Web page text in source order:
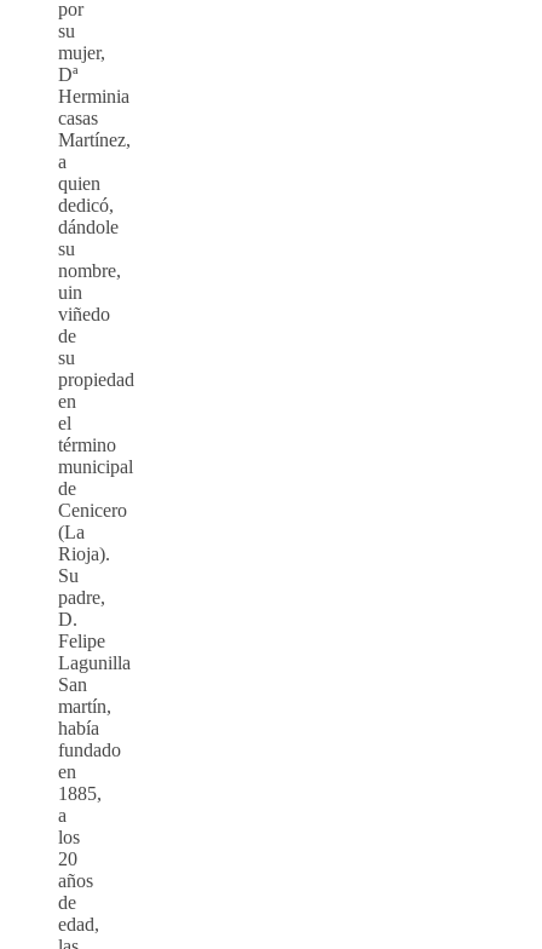
por
su
mujer,
Dª
Herminia
casas
Martínez,
a
quien
dedicó,
dándole
su
nombre,
uin
viñedo
de
su
propiedad
en
el
término
municipal
de
Cenicero
(La
Rioja).
Su
padre,
D.
Felipe
Lagunilla
San
martín,
había
fundado
en
1885,
a
los
20
años
de
edad,